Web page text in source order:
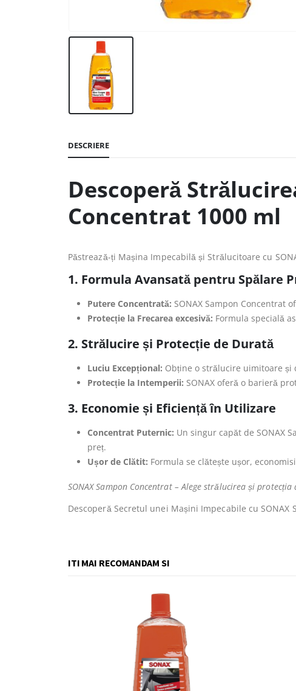
DESCRIERE
Descoperă
Concentrat 1000 ml
Păstrează-ți Mașina Impecabilă și Strălucitoare cu
1. Formula Avansată pentru Spălare
Putere Concentrată: SONAX Sampon Concentrat
Protecție la Frecarea excesivă: Formula specială
2. Strălucire și Protecție de Durată
Luciu Excepțional: Obține o strălucire uimitoare
Protecție la Intemperii: SONAX oferă o barieră
3. Economie și Eficiență în Utilizare
Concentrat Puternic: Un singur capăt de SONAX
preț.
Ușor de Clătit: Formula se clătește ușor,
SONAX Sampon Concentrat – Alege strălucirea și
Descoperă Secretul unei Mașini Impecabile cu SONAX
ITI MAI RECOMANDAM SI